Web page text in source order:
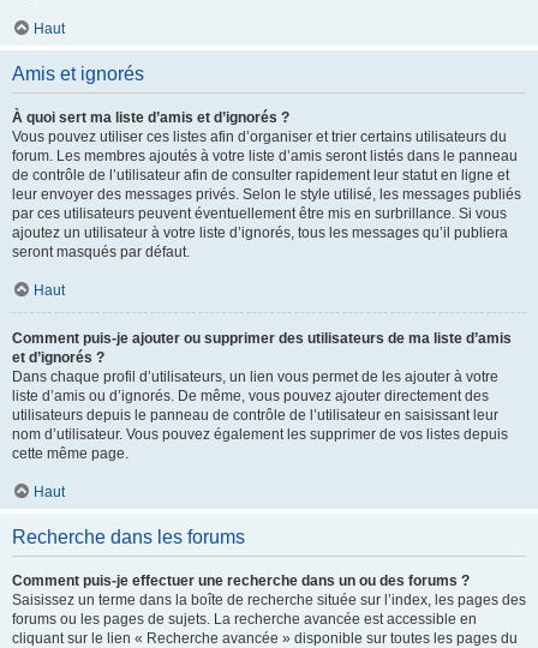
Haut
Amis et ignorés
À quoi sert ma liste d’amis et d’ignorés ?
Vous pouvez utiliser ces listes afin d’organiser et trier certains utilisateurs du
forum. Les membres ajoutés à votre liste d’amis seront listés dans le panneau
de contrôle de l’utilisateur afin de consulter rapidement leur statut en ligne et
leur envoyer des messages privés. Selon le style utilisé, les messages publiés
par ces utilisateurs peuvent éventuellement être mis en surbrillance. Si vous
ajoutez un utilisateur à votre liste d’ignorés, tous les messages qu’il publiera
seront masqués par défaut.
Haut
Comment puis-je ajouter ou supprimer des utilisateurs de ma liste d’amis
et d’ignorés ?
Dans chaque profil d’utilisateurs, un lien vous permet de les ajouter à votre
liste d’amis ou d’ignorés. De même, vous pouvez ajouter directement des
utilisateurs depuis le panneau de contrôle de l’utilisateur en saisissant leur
nom d’utilisateur. Vous pouvez également les supprimer de vos listes depuis
cette même page.
Haut
Recherche dans les forums
Comment puis-je effectuer une recherche dans un ou des forums ?
Saisissez un terme dans la boîte de recherche située sur l’index, les pages des
forums ou les pages de sujets. La recherche avancée est accessible en
cliquant sur le lien « Recherche avancée » disponible sur toutes les pages du